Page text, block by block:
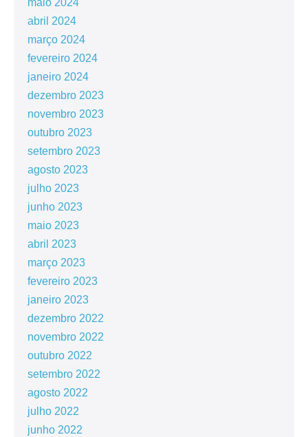
abril 2024
março 2024
fevereiro 2024
janeiro 2024
dezembro 2023
novembro 2023
outubro 2023
setembro 2023
agosto 2023
julho 2023
junho 2023
maio 2023
abril 2023
março 2023
fevereiro 2023
janeiro 2023
dezembro 2022
novembro 2022
outubro 2022
setembro 2022
agosto 2022
julho 2022
junho 2022